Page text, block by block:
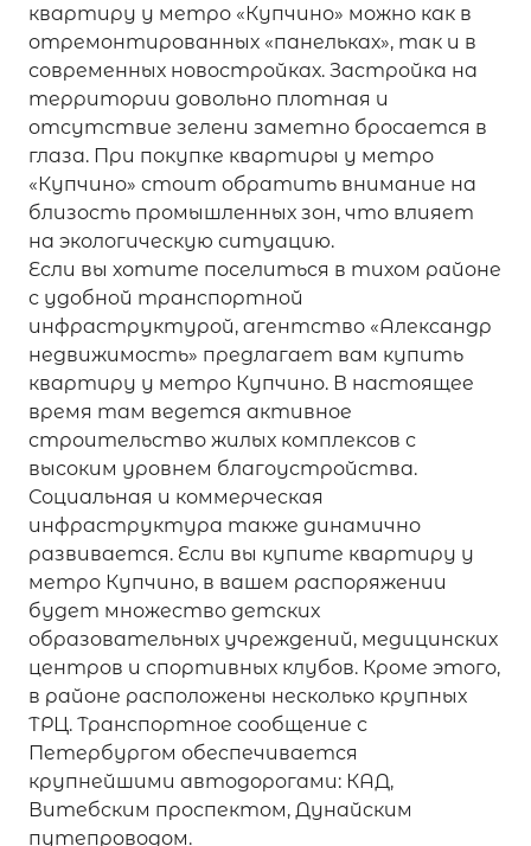
квартиру у метро «Купчино» можно как в
отремонтированных «панельках», так и в
современных новостройках. Застройка на
территории довольно плотная и
отсутствие зелени заметно бросается в
глаза. При покупке квартиры у метро
«Купчино» стоит обратить внимание на
близость промышленных зон, что влияет
на экологическую ситуацию.
Если вы хотите поселиться в тихом районе
с удобной транспортной
инфраструктурой, агентство «Александр
недвижимость» предлагает вам купить
квартиру у метро Купчино. В настоящее
время там ведется активное
строительство жилых комплексов с
высоким уровнем благоустройства.
Социальная и коммерческая
инфраструктура также динамично
развивается. Если вы купите квартиру у
метро Купчино, в вашем распоряжении
будет множество детских
образовательных учреждений, медицинских
центров и спортивных клубов. Кроме этого,
в районе расположены несколько крупных
ТРЦ. Транспортное сообщение с
Петербургом обеспечивается
крупнейшими автодорогами: КАД,
Витебским проспектом, Дунайским
путепроводом.